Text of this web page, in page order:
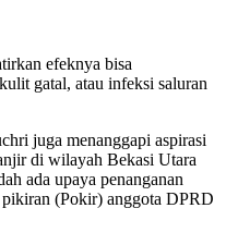
efeknya bisa
gatal, atau infeksi saluran
juga menanggapi aspirasi
di wilayah Bekasi Utara
ada upaya penanganan
(Pokir) anggota DPRD